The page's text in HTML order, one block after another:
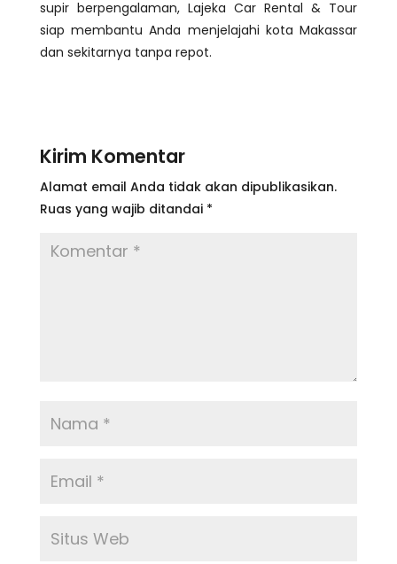
supir berpengalaman, Lajeka Car Rental & Tour
siap membantu Anda menjelajahi kota Makassar
dan sekitarnya tanpa repot.
Kirim Komentar
Alamat email Anda tidak akan dipublikasikan.
Ruas yang wajib ditandai *